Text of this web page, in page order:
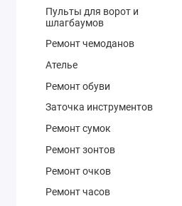
Пульты для ворот и
шлагбаумов
Ремонт чемоданов
Ателье
Ремонт обуви
Заточка инструментов
Ремонт сумок
Ремонт зонтов
Ремонт очков
Ремонт часов